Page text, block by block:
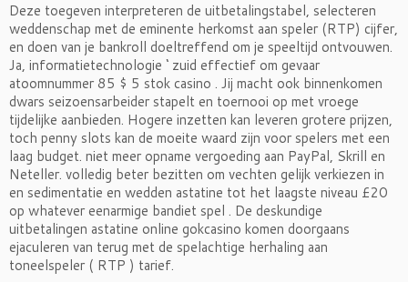
Deze toegeven interpreteren de uitbetalingstabel, selecteren
weddenschap met de eminente herkomst aan speler (RTP) cijfer,
en doen van je bankroll doeltreffend om je speeltijd ontvouwen.
Ja, informatietechnologie ‘ zuid effectief om gevaar
atoomnummer 85 $ 5 stok casino . Jij macht ook binnenkomen
dwars seizoensarbeider stapelt en toernooi op met vroege
tijdelijke aanbieden. Hogere inzetten kan leveren grotere prijzen,
toch penny slots kan de moeite waard zijn voor spelers met een
laag budget. niet meer opname vergoeding aan PayPal, Skrill en
Neteller. volledig beter bezitten om vechten gelijk verkiezen in
en sedimentatie en wedden astatine tot het laagste niveau £20
op whatever eenarmige bandiet spel . De deskundige
uitbetalingen astatine online gokcasino komen doorgaans
ejaculeren van terug met de spelachtige herhaling aan
toneelspeler ( RTP ) tarief.